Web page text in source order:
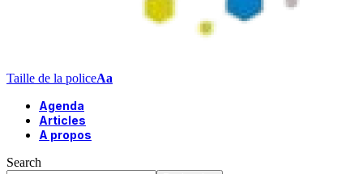
Taille de la policeAa
Agenda
Articles
A propos
Search